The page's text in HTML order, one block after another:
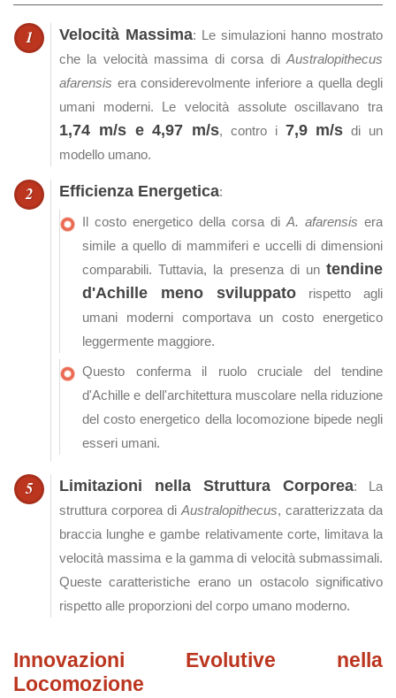
Velocità Massima: Le simulazioni hanno mostrato
che la velocità massima di corsa di Australopithecus
afarensis era considerevolmente inferiore a quella degli
umani moderni. Le velocità assolute oscillavano tra
1,74 m/s e 4,97 m/s, contro i 7,9 m/s di un
modello umano.
Efficienza Energetica:
Il costo energetico della corsa di A. afarensis era
simile a quello di mammiferi e uccelli di dimensioni
comparabili. Tuttavia, la presenza di un tendine
d'Achille meno sviluppato rispetto agli
umani moderni comportava un costo energetico
leggermente maggiore.
Questo conferma il ruolo cruciale del tendine
d'Achille e dell'architettura muscolare nella riduzione
del costo energetico della locomozione bipede negli
esseri umani.
Limitazioni nella Struttura Corporea: La
struttura corporea di Australopithecus, caratterizzata da
braccia lunghe e gambe relativamente corte, limitava la
velocità massima e la gamma di velocità submassimali.
Queste caratteristiche erano un ostacolo significativo
rispetto alle proporzioni del corpo umano moderno.
Innovazioni Evolutive nella
Locomozione